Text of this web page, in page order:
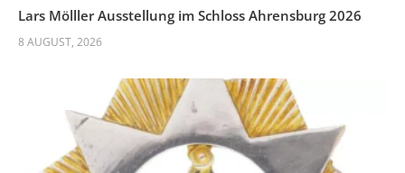
Lars Mölller Ausstellung im Schloss Ahrensburg 2026
8 AUGUST, 2026